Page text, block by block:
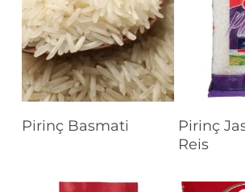
Devamını Oku
Pirinç Basmati
Pirinç
Reis